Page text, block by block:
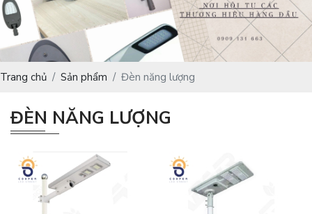
Trang chủ Sản phẩm Đèn năng lượng
ĐÈN NĂNG LƯỢNG